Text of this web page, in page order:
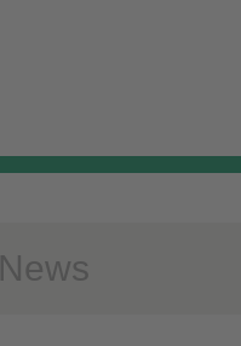
News